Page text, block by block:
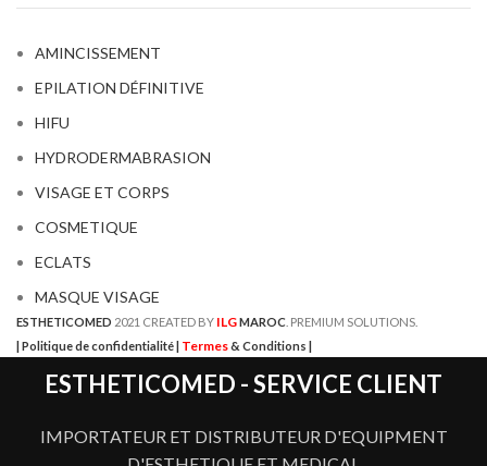
AMINCISSEMENT
EPILATION DÉFINITIVE
HIFU
HYDRODERMABRASION
VISAGE ET CORPS
COSMETIQUE
ECLATS
MASQUE VISAGE
ESTHETICOMED 2021 CREATED BY ILGMAROC . PREMIUM SOLUTIONS.
| Politique de confidentialité |
Termes& Conditions |
ESTHETICOMED - SERVICE CLIENT
IMPORTATEUR ET DISTRIBUTEUR D'EQUIPMENT